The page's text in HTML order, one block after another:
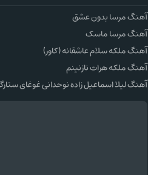
آهنگ مرسا بدون عشق
آهنگ مرسا ماسک
آهنگ ملکه سلام عاشقانه (کاور)
آهنگ ملکه هرات نازنینم
آهنگ لیلا اسماعیل زاده نوحدانی غوغای